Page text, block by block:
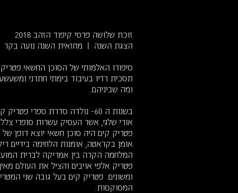
זוכת שלושה פרסי קיפוד הזהב 2018
הצגת השנה | מחזאית השנה נועה בקר
סיפורו האלמותי של הסוכן החשאי פטריק
תסכית רדיו בעיבוד בימתי חתרני
ומה שביניהם.
בשנות ה 60- נולדה סדרת ספרי
אורי שלגי, אשר העסיק עשרות סופרי
אומן בקראטה, אומנות הלחימה בידיים
המלחמה הקרה בין אמריקה לברית
פטריק אלפי אויבים והציל את העולם
ומשונים. פטריק קים בעל גובה שני
המסוקסות.